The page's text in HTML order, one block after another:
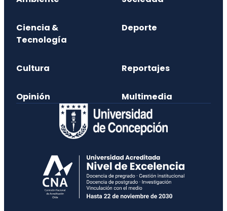
Ciencia &
Tecnología
Deporte
Cultura Reportajes
Opinión Multimedia